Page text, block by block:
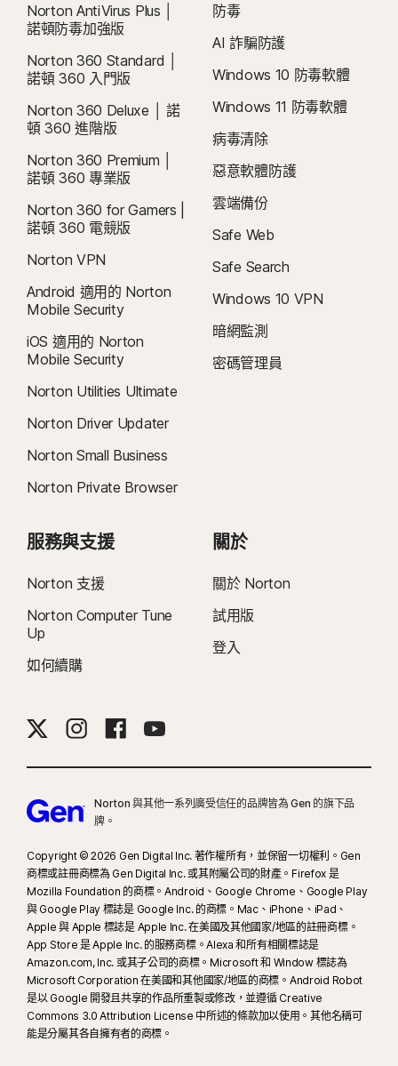
Norton AntiVirus Plus │
諾頓防毒加強版
Norton 360 Standard │
諾頓 360 入門版
Norton 360 Deluxe │ 諾
頓 360 進階版
Norton 360 Premium │
諾頓 360 專業版
Norton 360 for Gamers |
諾頓 360 電競版
Norton VPN
Android 適用的 Norton
Mobile Security
iOS 適用的 Norton
Mobile Security
Norton Utilities Ultimate
Norton Driver Updater
Norton Small Business
Norton Private Browser
防毒
AI 詐騙防護
Windows 10 防毒軟體
Windows 11 防毒軟體
病毒清除
惡意軟體防護
雲端備份
Safe Web
Safe Search
Windows 10 VPN
暗網監測
密碼管理員
服務與支援
Norton 支援
Norton Computer Tune
Up
如何續購
關於
關於 Norton
試用版
登入
Norton 與其他一系列廣受信任的品牌皆為 Gen 的旗下品
牌。
Copyright © 2026 Gen Digital Inc. 著作權所有，並保留一切權利。Gen
商標或註冊商標為 Gen Digital Inc. 或其附屬公司的財產。Firefox 是
Mozilla Foundation 的商標。Android、Google Chrome、Google Play
與 Google Play 標誌是 Google Inc. 的商標。Mac、iPhone、iPad、
Apple 與 Apple 標誌是 Apple Inc. 在美國及其他國家/地區的註冊商標。
App Store 是 Apple Inc. 的服務商標。Alexa 和所有相關標誌是
Amazon.com, Inc. 或其子公司的商標。Microsoft 和 Window 標誌為
Microsoft Corporation 在美國和其他國家/地區的商標。Android Robot
是以 Google 開發且共享的作品所重製或修改，並遵循 Creative
Commons 3.0 Attribution License 中所述的條款加以使用。其他名稱可
能是分屬其各自擁有者的商標。